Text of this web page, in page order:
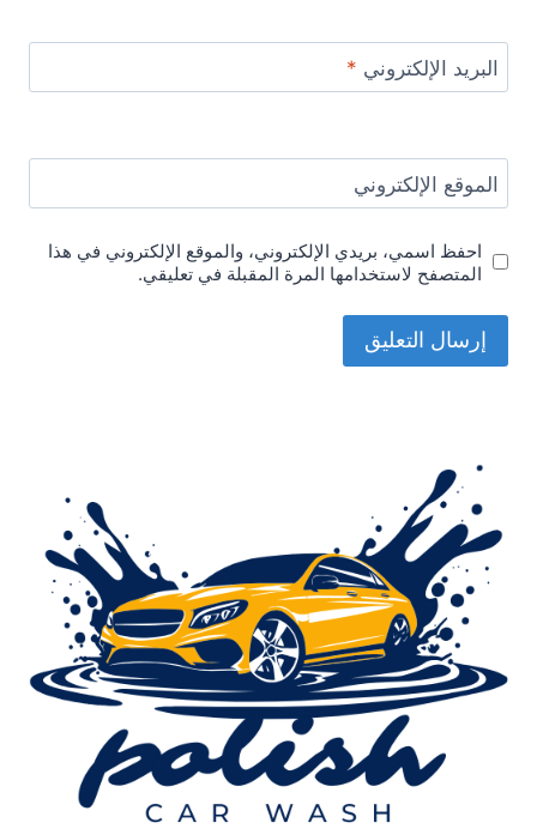
البريد الإلكتروني *
الموقع الإلكتروني
احفظ اسمي، بريدي الإلكتروني، والموقع الإلكتروني في هذا
المتصفح لاستخدامها المرة المقبلة في تعليقي.